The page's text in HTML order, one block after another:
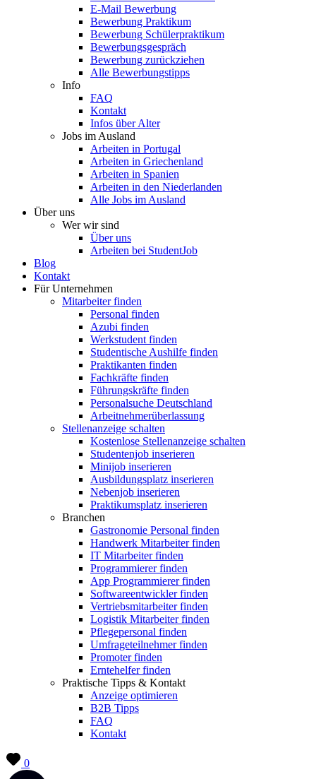
E-Mail Bewerbung
Bewerbung Praktikum
Bewerbung Schülerpraktikum
Bewerbungsgespräch
Bewerbung zurückziehen
Alle Bewerbungstipps
Info
FAQ
Kontakt
Infos über Alter
Jobs im Ausland
Arbeiten in Portugal
Arbeiten in Griechenland
Arbeiten in Spanien
Arbeiten in den Niederlanden
Alle Jobs im Ausland
Über uns
Wer wir sind
Über uns
Arbeiten bei StudentJob
Blog
Kontakt
Für Unternehmen
Mitarbeiter finden
Personal finden
Azubi finden
Werkstudent finden
Studentische Aushilfe finden
Praktikanten finden
Fachkräfte finden
Führungskräfte finden
Personalsuche Deutschland
Arbeitnehmerüberlassung
Stellenanzeige schalten
Kostenlose Stellenanzeige schalten
Studentenjob inserieren
Minijob inserieren
Ausbildungsplatz inserieren
Nebenjob inserieren
Praktikumsplatz inserieren
Branchen
Gastronomie Personal finden
Handwerk Mitarbeiter finden
IT Mitarbeiter finden
Programmierer finden
App Programmierer finden
Softwareentwickler finden
Vertriebsmitarbeiter finden
Logistik Mitarbeiter finden
Pflegepersonal finden
Umfrageteilnehmer finden
Promoter finden
Erntehelfer finden
Praktische Tipps & Kontakt
Anzeige optimieren
B2B Tipps
FAQ
Kontakt
0